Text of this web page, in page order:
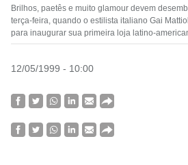
Brilhos, paetês e muito glamour devem
terça-feira, quando o estilista italiano Gai
para inaugurar sua primeira loja latino-
12/05/1999 - 10:00